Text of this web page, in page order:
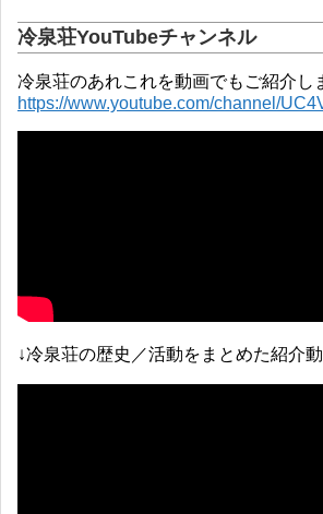
冷泉荘YouTubeチャンネル
冷泉荘のあれこれを動画でもご紹介し
https://www.youtube.com/channel/
↓冷泉荘の歴史／活動をまとめた紹介